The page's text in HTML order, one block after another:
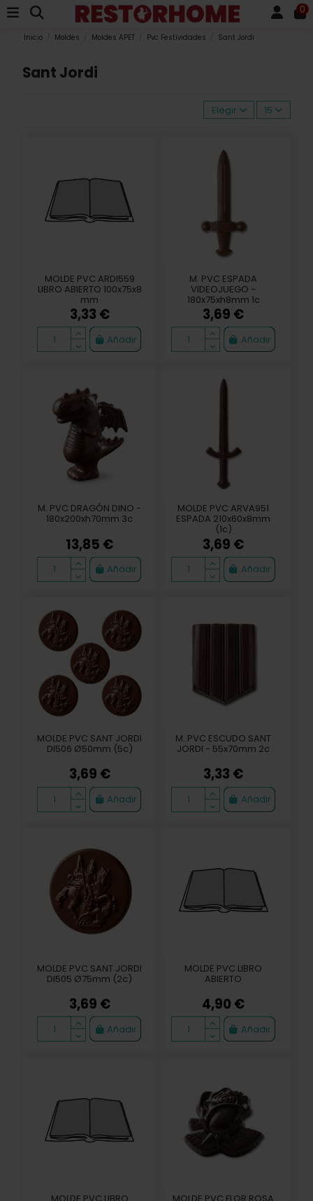
0
Inicio Moldes Moldes APET Pvc Festividades Sant Jordi
Sant Jordi
Elegir 15
MOLDE PVC ARDI559
LIBRO ABIERTO 100x75x8
mm
3,33 €
Añadir
M. PVC ESPADA
VIDEOJUEGO -
180x75xh8mm 1c
3,69 €
Añadir
M. PVC DRAGÓN DINO -
180x200xh70mm 3c
13,85 €
Añadir
MOLDE PVC ARVA951
ESPADA 210x60x8mm
(1c)
3,69 €
Añadir
MOLDE PVC SANT JORDI
DI506 Ø50mm (5c)
3,69 €
Añadir
M. PVC ESCUDO SANT
JORDI - 55x70mm 2c
3,33 €
Añadir
MOLDE PVC SANT JORDI
DI505 Ø75mm (2c)
3,69 €
Añadir
MOLDE PVC LIBRO
ABIERTO
4,90 €
Añadir
MOLDE PVC LIBRO MOLDE PVC FLOR ROSA